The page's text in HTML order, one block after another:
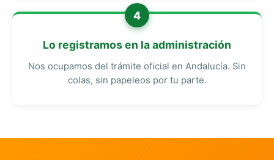
4
Lo registramos en la administración
Nos ocupamos del trámite oficial en Andalucía. Sin
colas, sin papeleos por tu parte.